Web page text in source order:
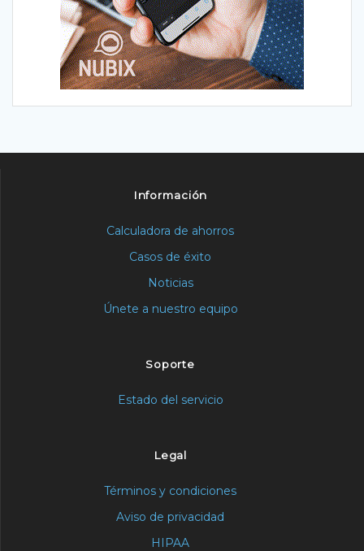
Información
Calculadora de ahorros
Casos de éxito
Noticias
Únete a nuestro equipo
Soporte
Estado del servicio
Legal
Términos y condiciones
Aviso de privacidad
HIPAA